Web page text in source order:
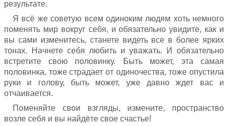
результате.
Я всё же советую всем одиноким людям хоть немного
поменять мир вокруг себя, и обязательно увидите, как и
вы сами изменитесь, станете видеть все в более ярких
тонах. Начнете себя любить и уважать. И обязательно
встретите свою половинку. Быть может, эта самая
половинка, тоже страдает от одиночества, тоже опустила
руки и голову, быть может, уже давно ждет вас и
отчаивается.
Поменяйте свои взгляды, измените, пространство
возле себя и вы найдёте свое счастье!